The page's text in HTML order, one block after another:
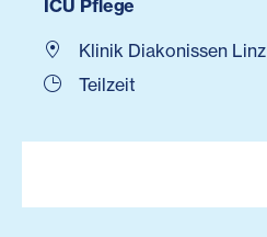
ICU Pflege
Klinik Diakonissen Linz
Teilzeit